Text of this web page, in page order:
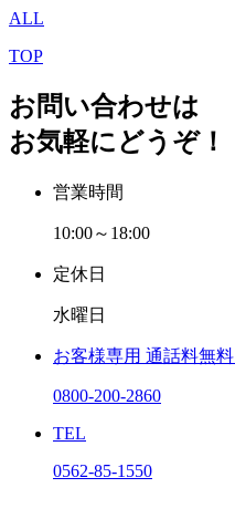
ALL
TOP
お問い合わせは
お気軽にどうぞ！
営業時間
10:00～18:00
定休日
水曜日
お客様専用 通話料無料
0800-200-2860
TEL
0562-85-1550